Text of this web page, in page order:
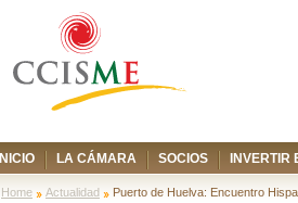
INICIO LA CÁMARA SOCIOS INVERTIR
Home Actualidad Puerto de Huelva: Encuentro